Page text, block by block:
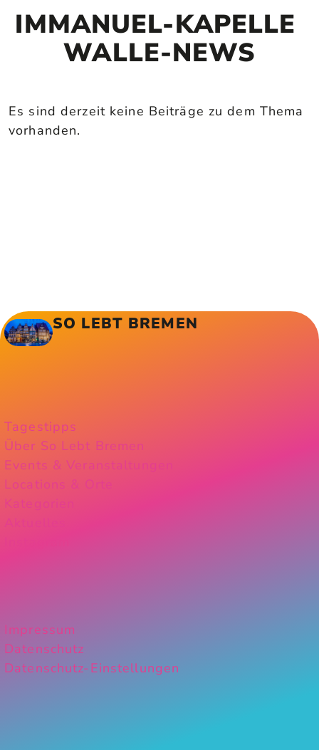
IMMANUEL-KAPELLE
WALLE-NEWS
Es sind derzeit keine Beiträge zu dem Thema
vorhanden.
SO LEBT BREMEN
Tagestipps
Über So Lebt Bremen
Events & Veranstaltungen
Locations & Orte
Kategorien
Impressum
Datenschutz
Datenschutz-Einstellungen